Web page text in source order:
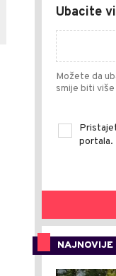
Ubacite
Možete da
smije biti
portala.
NAJNOVIJE